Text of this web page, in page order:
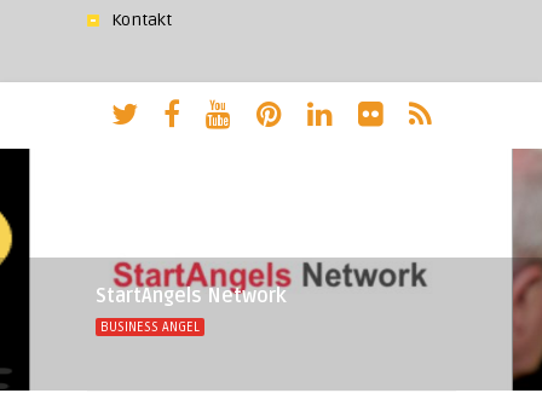
Kontakt
StartAngels Network
BUSINESS ANGEL